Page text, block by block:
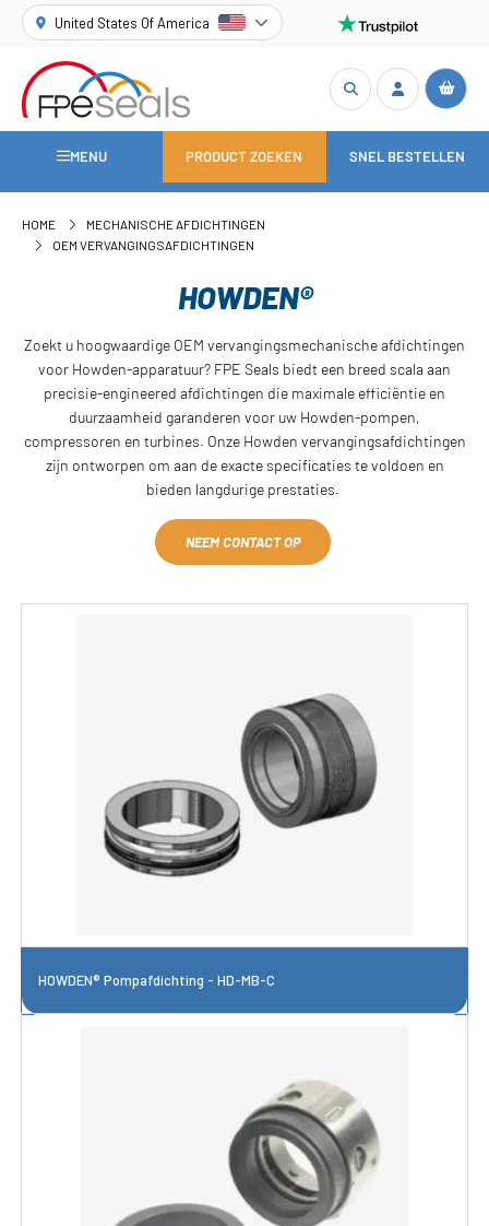
United States Of America
MENU PRODUCT ZOEKEN SNEL BESTELLEN
HOME
MECHANISCHE AFDICHTINGEN
OEM VERVANGINGSAFDICHTINGEN
HOWDEN®
Zoekt u hoogwaardige OEM vervangingsmechanische afdichtingen
voor Howden-apparatuur? FPE Seals biedt een breed scala aan
precisie-engineered afdichtingen die maximale efficiëntie en
duurzaamheid garanderen voor uw Howden-pompen,
compressoren en turbines. Onze Howden vervangingsafdichtingen
zijn ontworpen om aan de exacte specificaties te voldoen en
bieden langdurige prestaties.
NEEM CONTACT OP
HOWDEN® Pompafdichting - HD-MB-C